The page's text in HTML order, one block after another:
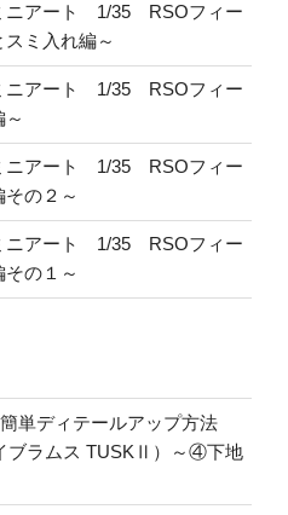
ニアート 1/35 RSOフィー
ミ入れ編～
ニアート 1/35 RSOフィー
ニアート 1/35 RSOフィー
の２～
ニアート 1/35 RSOフィー
の１～
単ディテールアップ方法
ブラムス TUSKⅡ）～④下地